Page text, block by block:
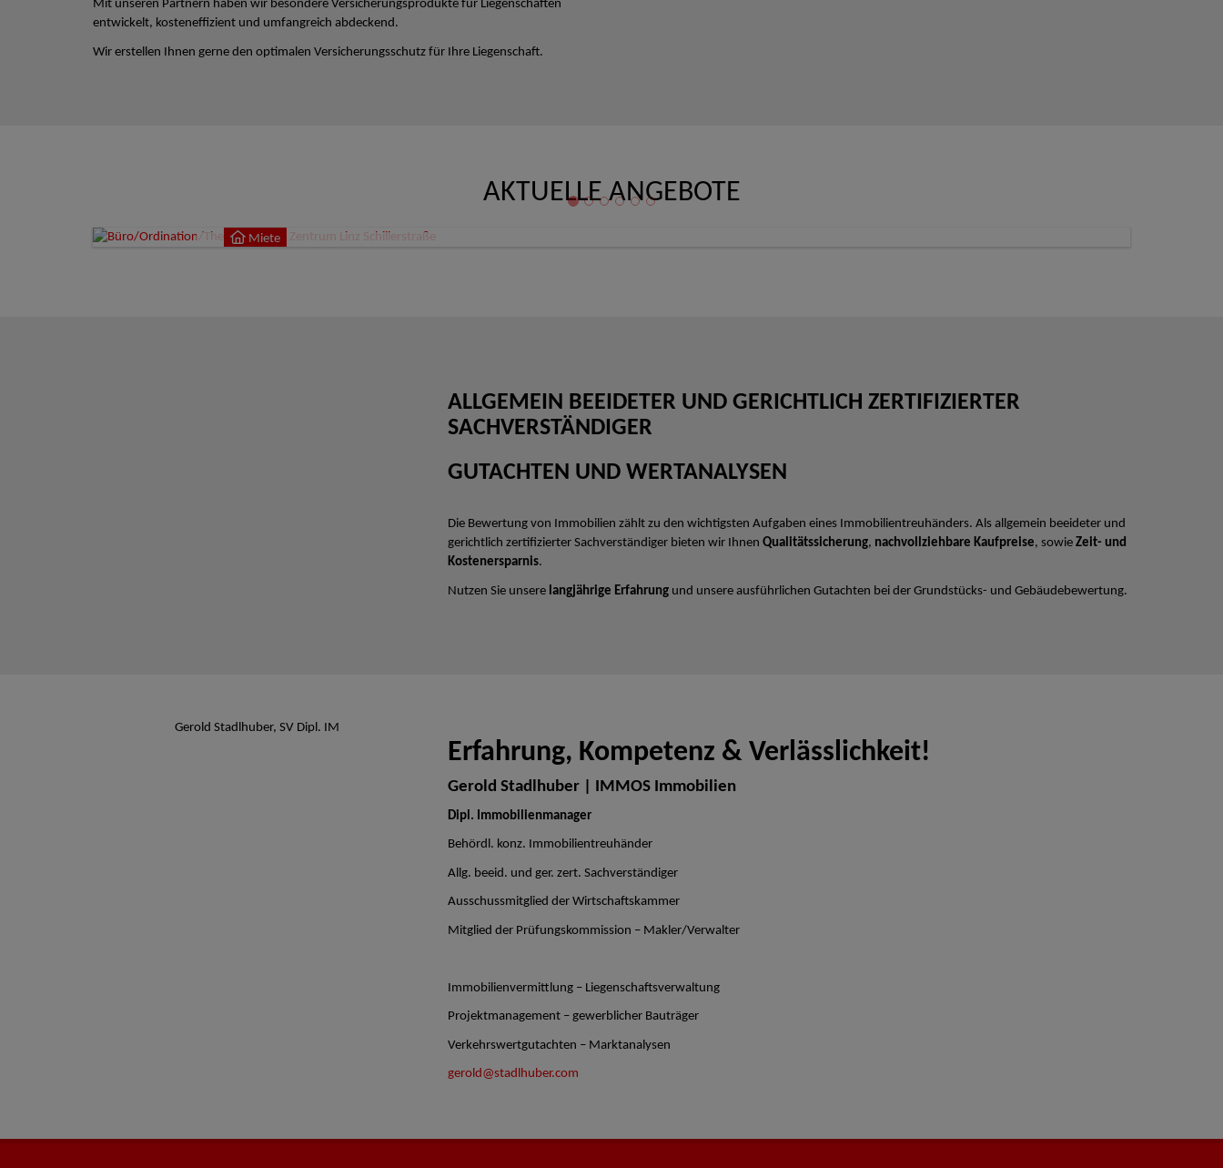
Mit unseren Partnern haben wir besondere Versicherungsprodukte für Liegenschaften
entwickelt, kosteneffizient und umfangreich abdeckend.
Wir erstellen Ihnen gerne den optimalen Versicherungsschutz für Ihre Liegenschaft.
AKTUELLE ANGEBOTE
Miete
ALLGEMEIN BEEIDETER UND GERICHTLICH ZERTIFIZIERTER
SACHVERSTÄNDIGER
GUTACHTEN UND WERTANALYSEN
Die Bewertung von Immobilien zählt zu den wichtigsten Aufgaben eines Immobilientreuhänders. Als allgemein beeideter und
gerichtlich zertifizierter Sachverständiger bieten wir Ihnen Qualitätssicherung, nachvollziehbare Kaufpreise, sowie Zeit- und
Kostenersparnis.
Nutzen Sie unsere langjährige Erfahrung und unsere ausführlichen Gutachten bei der Grundstücks- und Gebäudebewertung.
Gerold Stadlhuber, SV Dipl. IM
Erfahrung, Kompetenz & Verlässlichkeit!
Gerold Stadlhuber | IMMOS Immobilien
Dipl. Immobilienmanager
Behördl. konz. Immobilientreuhänder
Allg. beeid. und ger. zert. Sachverständiger
Ausschussmitglied der Wirtschaftskammer
Mitglied der Prüfungskommission – Makler/Verwalter
Immobilienvermittlung – Liegenschaftsverwaltung
Projektmanagement – gewerblicher Bauträger
Verkehrswertgutachten – Marktanalysen
gerold@stadlhuber.com